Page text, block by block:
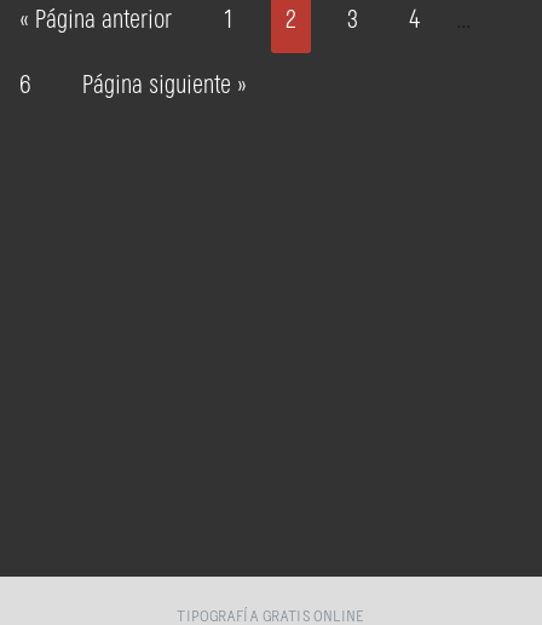
« Página anterior 1 2 3 4
6 Página siguiente »
TIPOGRAFÍA GRATIS ONLINE